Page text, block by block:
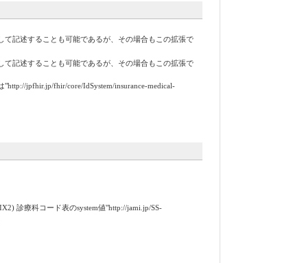
て記述することも可能であるが、その場合もこの拡張で
て記述することも可能であるが、その場合もこの拡張で
jpfhir.jp/fhir/core/IdSystem/insurance-medical-
診療科コード表のsystem値"http://jami.jp/SS-